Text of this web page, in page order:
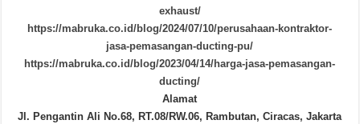
exhaust/
https://mabruka.co.id/blog/2024/07/10/perusahaan-kontraktor-
jasa-pemasangan-ducting-pu/
https://mabruka.co.id/blog/2023/04/14/harga-jasa-pemasangan-
ducting/
Alamat
Jl. Pengantin Ali No.68, RT.08/RW.06, Rambutan, Ciracas, Jakarta